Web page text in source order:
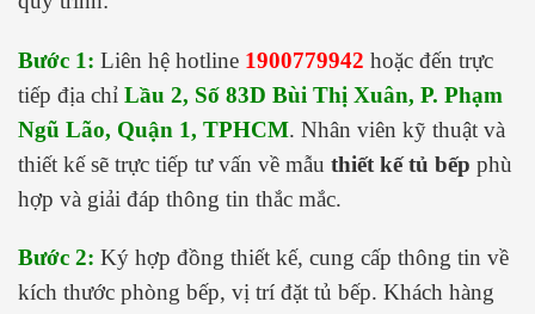
Bước 1: Liên hệ hotline 1900779942 hoặc đến trực
tiếp địa chỉ Lầu 2, Số 83D Bùi Thị Xuân, P. Phạm
Ngũ Lão, Quận 1, TPHCM. Nhân viên kỹ thuật và
thiết kế sẽ trực tiếp tư vấn về mẫu thiết kế tủ bếp phù
hợp và giải đáp thông tin thắc mắc.
Bước 2: Ký hợp đồng thiết kế, cung cấp thông tin về
kích thước phòng bếp, vị trí đặt tủ bếp. Khách hàng